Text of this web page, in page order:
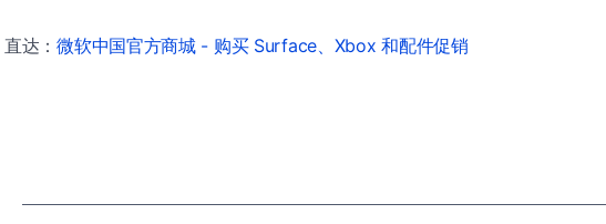
直达：微软中国官方商城 - 购买 Surface、Xbox 和配件促销